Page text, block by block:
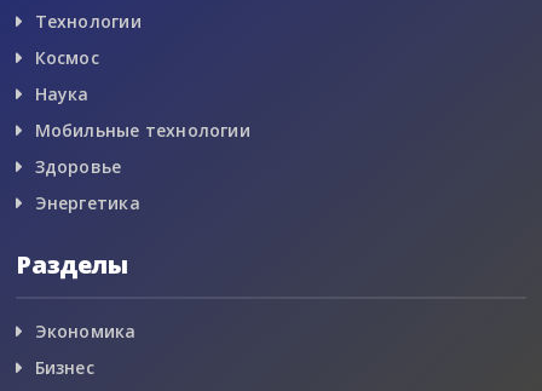
Технологии
Космос
Наука
Мобильные технологии
Здоровье
Энергетика
Разделы
Экономика
Бизнес